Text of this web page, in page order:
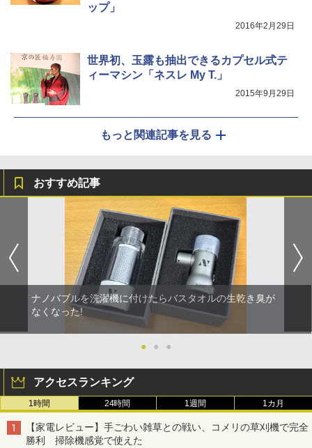
ップ」
2016年2月29日
世界初、玉露も抽出できるカプセル式テ
ィーマシン「ネスレ My T.」
2015年9月29日
もっと関連記事を見る
おすすめ記事
ナノバブルを洗濯機に付けたらバスタオルの生乾き臭が
なくなった!
● ● ●
アクセスランキング
1時間 24時間 1週間 1カ月
【家電レビュー】手ごわい雑草との戦い、コメリの草刈機で完全
勝利 掃除機感覚で使えた